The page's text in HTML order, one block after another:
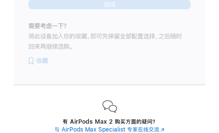
继续
需要考虑一下？
将此设备加入你的收藏，即可先保留全部配置选择，之后随时
回来再继续选购。
收藏
有 AirPods Max 2 购买方面的疑问？
与 AirPods Max Specialist 专家在线交流(在